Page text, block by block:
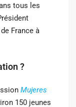
tous les
France à
?
Mujeres
150 jeunes